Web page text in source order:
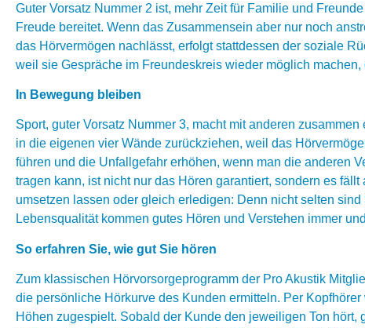
Guter Vorsatz Nummer 2 ist, mehr Zeit für Familie und
Freude bereitet. Wenn das Zusammensein aber nur noch
das Hörvermögen nachlässt, erfolgt stattdessen der soziale
weil sie Gespräche im Freundeskreis wieder möglich
In Bewegung bleiben
Sport, guter Vorsatz Nummer 3, macht mit anderen
in die eigenen vier Wände zurückziehen, weil das
führen und die Unfallgefahr erhöhen, wenn man die anderen
tragen kann, ist nicht nur das Hören garantiert, sondern es
umsetzen lassen oder gleich erledigen: Denn nicht selten
Lebensqualität kommen gutes Hören und Verstehen immer
So erfahren Sie, wie gut Sie hören
Zum klassischen Hörvorsorgeprogramm der Pro Akustik
die persönliche Hörkurve des Kunden ermitteln. Per
Höhen zugespielt. Sobald der Kunde den jeweiligen Ton